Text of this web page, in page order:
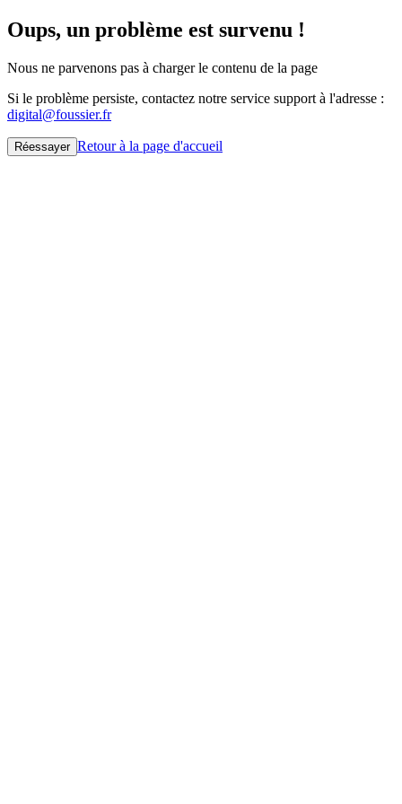
Oups, un problème est survenu !
Nous ne parvenons pas à charger le contenu de la page
Si le problème persiste, contactez notre service support à l'adresse :
digital@foussier.fr
Réessayer Retour à la page d'accueil